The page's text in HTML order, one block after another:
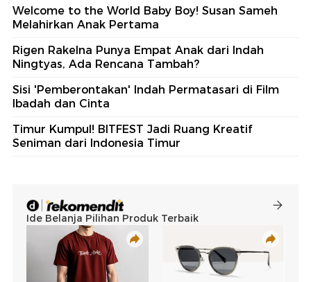
Welcome to the World Baby Boy! Susan Sameh
Melahirkan Anak Pertama
Rigen Rakelna Punya Empat Anak dari Indah
Ningtyas, Ada Rencana Tambah?
Sisi 'Pemberontakan' Indah Permatasari di Film
Ibadah dan Cinta
Timur Kumpul! BITFEST Jadi Ruang Kreatif
Seniman dari Indonesia Timur